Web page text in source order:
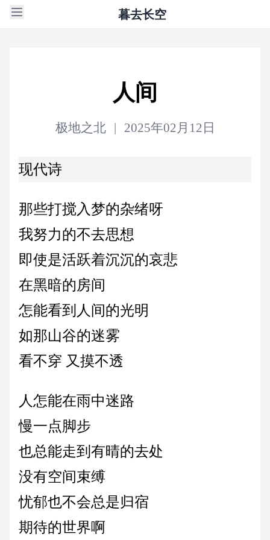
暮去长空
人间
极地之北 | 2025年02月12日
现代诗
那些打搅入梦的杂绪呀
我努力的不去思想
即使是活跃着沉沉的哀悲
在黑暗的房间
怎能看到人间的光明
如那山谷的迷雾
看不穿 又摸不透
人怎能在雨中迷路
慢一点脚步
也总能走到有晴的去处
没有空间束缚
忧郁也不会总是归宿
期待的世界啊